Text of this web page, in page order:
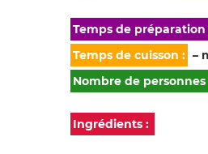
Temps de préparation
Temps de cuisson : –
Nombre de personnes
Ingrédients :